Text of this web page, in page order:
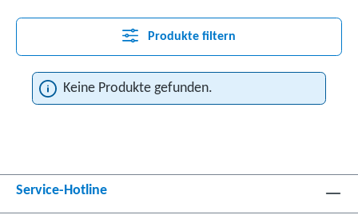
Produkte filtern
Keine Produkte gefunden.
Service-Hotline